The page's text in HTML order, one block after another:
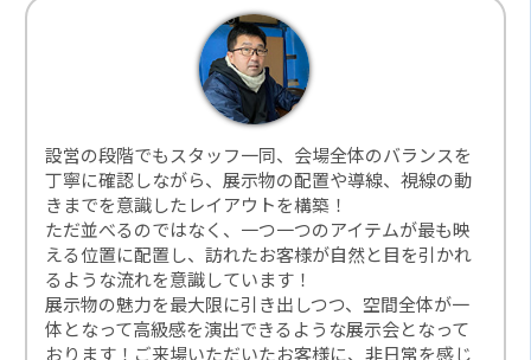
設営の段階でもスタッフ一同、会場全体のバランスを
丁寧に確認しながら、展示物の配置や導線、視線の動
きまでを意識したレイアウトを構築！
ただ並べるのではなく、一つ一つのアイテムが最も映
える位置に配置し、訪れたお客様が自然と目を引かれ
るような流れを意識しています！
展示物の魅力を最大限に引き出しつつ、空間全体が一
体となって高級感を演出できるような展示会となって
おります！ご来場いただいたお客様に、非日常を感じ